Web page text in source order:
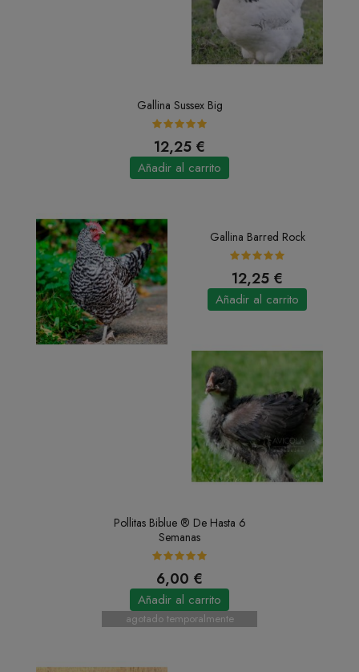
Gallina Sussex Big
12,25 €
Añadir al carrito
Gallina Barred Rock
12,25 €
Añadir al carrito
Pollitas Biblue ® De Hasta 6
Semanas
6,00 €
Añadir al carrito
agotado temporalmente